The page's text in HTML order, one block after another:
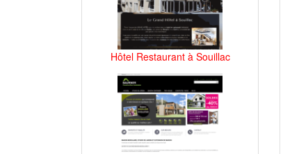
Hôtel Restaurant à Souillac